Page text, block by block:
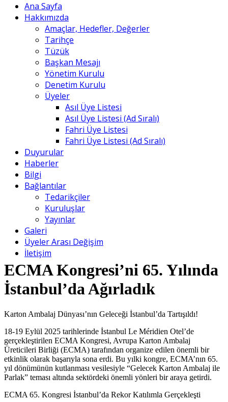
Ana Sayfa
Hakkımızda
Amaçlar, Hedefler, Değerler
Tarihçe
Tüzük
Başkan Mesajı
Yönetim Kurulu
Denetim Kurulu
Üyeler
Asıl Üye Listesi
Asıl Üye Listesi (Ad Sıralı)
Fahri Üye Listesi
Fahri Üye Listesi (Ad Sıralı)
Duyurular
Haberler
Bilgi
Bağlantılar
Tedarikçiler
Kuruluşlar
Yayınlar
Galeri
Üyeler Arası Değişim
İletişim
ECMA Kongresi’ni 65. Yılında
İstanbul’da Ağırladık
Karton Ambalaj Dünyası’nın Geleceği İstanbul’da Tartışıldı!
18-19 Eylül 2025 tarihlerinde İstanbul Le Méridien Otel’de
gerçekleştirilen ECMA Kongresi, Avrupa Karton Ambalaj
Üreticileri Birliği (ECMA) tarafından organize edilen önemli bir
etkinlik olarak başarıyla sona erdi. Bu yılki kongre, ECMA’nın 65.
yıl dönümünün kutlanması vesilesiyle “Gelecek Karton Ambalaj ile
Parlak” teması altında sektördeki önemli yönleri bir araya getirdi.
ECMA 65. Kongresi İstanbul’da Rekor Katılımla Gerçekleşti